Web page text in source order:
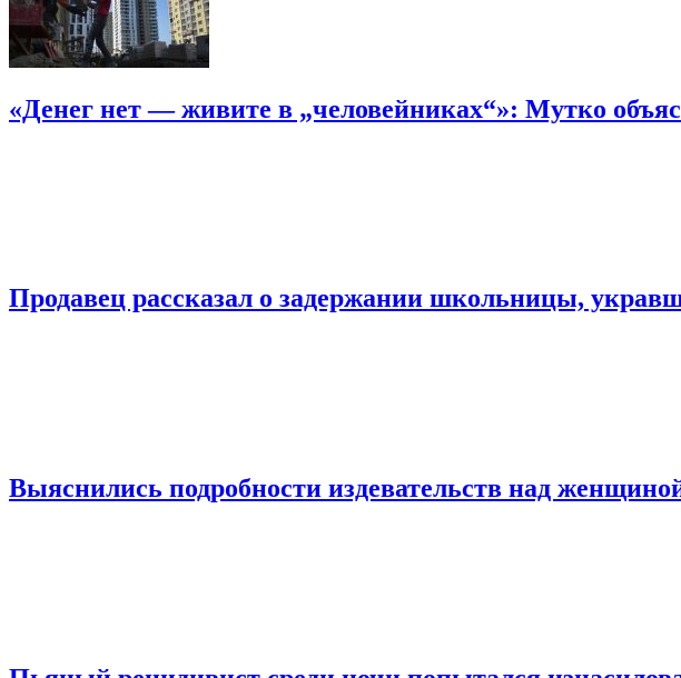
«Денег нет — живите в „человейниках“»: Мутко
Продавец рассказал о задержании школьницы,
Выяснились подробности издевательств над